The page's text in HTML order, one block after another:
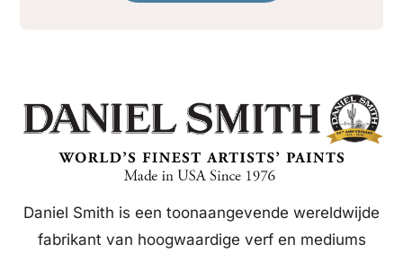
Daniel Smith is een toonaangevende wereldwijde
fabrikant van hoogwaardige verf en mediums